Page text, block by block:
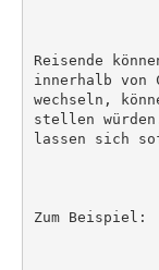
Reisende
innerhalb von
wechseln,
stellen
lassen sich
Zum Beispiel: